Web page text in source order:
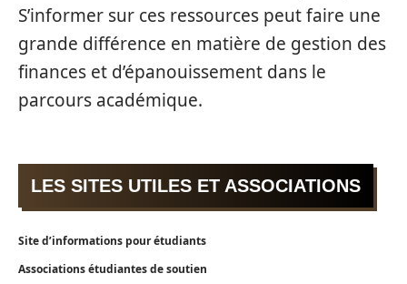
S’informer sur ces ressources peut faire une
grande différence en matière de gestion des
finances et d’épanouissement dans le
parcours académique.
LES SITES UTILES ET ASSOCIATIONS
Site d’informations pour étudiants
Associations étudiantes de soutien